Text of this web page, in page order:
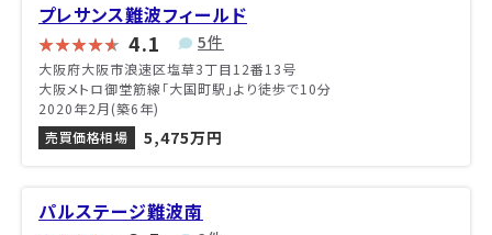
プレサンス難波フィールド
4.1 5件
大阪府大阪市浪速区塩草3丁目12番13号
大阪メトロ御堂筋線「大国町駅」より徒歩で10分
2020年2月(築6年)
売買価格相場
5,475万円
パルステージ難波南